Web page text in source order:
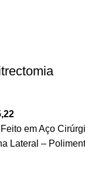
em Aço
Lateral –